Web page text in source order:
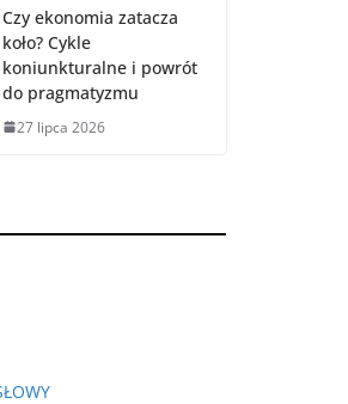
Czy ekonomia zatacza
koło? Cykle
koniunkturalne i powrót
do pragmatyzmu
27 lipca 2026